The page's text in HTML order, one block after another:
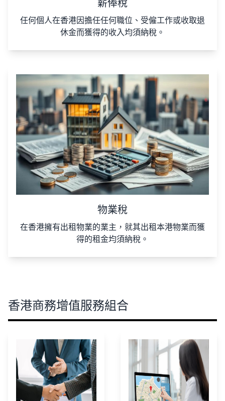
薪俸稅
任何個人在香港因擔任任何職位、受僱工作或收取退
休金而獲得的收入均須納稅。
物業稅
在香港擁有出租物業的業主，就其出租本港物業而獲
得的租金均須納稅。
香港商務增值服務組合